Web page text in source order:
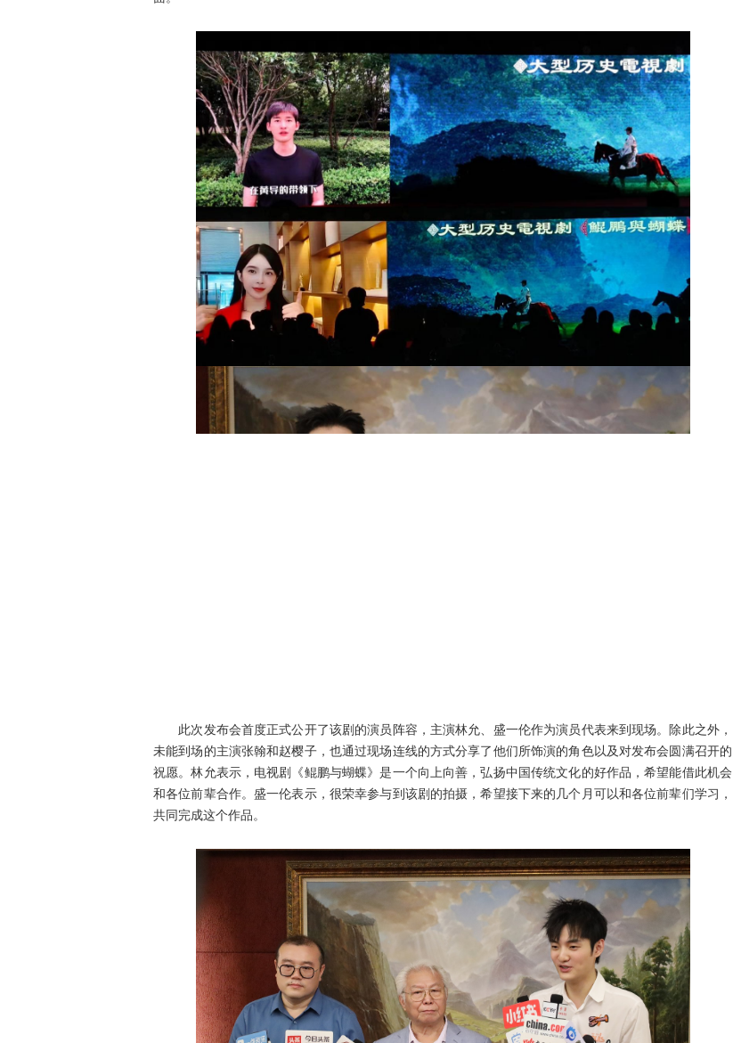
此次发布会首度正式公开了该剧的演员阵容，主演林允、盛一伦作为演员代表来到现场。除此之外，
未能到场的主演张翰和赵樱子，也通过现场连线的方式分享了他们所饰演的角色以及对发布会圆满召开的
祝愿。林允表示，电视剧《鲲鹏与蝴蝶》是一个向上向善，弘扬中国传统文化的好作品，希望能借此机会
和各位前辈合作。盛一伦表示，很荣幸参与到该剧的拍摄，希望接下来的几个月可以和各位前辈们学习，
共同完成这个作品。